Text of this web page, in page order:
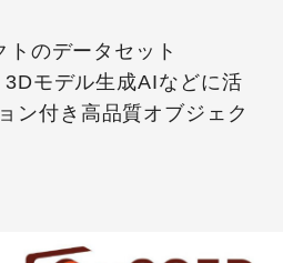
のデータセット
モデル生成AIなどに活
ン付き高品質オブジェク